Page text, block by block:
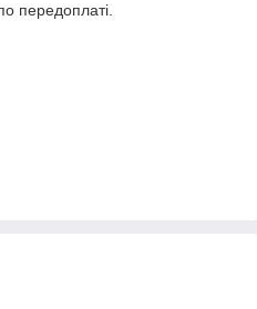
передоплаті.